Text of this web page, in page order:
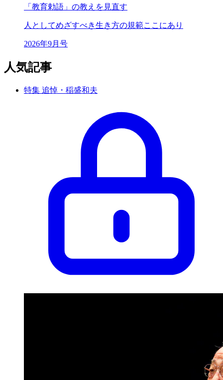
「教育勅語」の教えを見直す
人としてめざすべき生き方の規範ここにあり
2026年9月号
人気記事
特集 追悼・稲盛和夫